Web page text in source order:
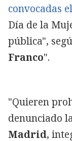
convocadas
Día de la
pública",
Franco".
"Quieren
denunciado
Madrid,